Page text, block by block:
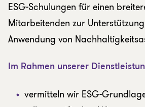
ESG-Schulungen für einen
Mitarbeitenden zur
Anwendung von
Im Rahmen unserer
vermitteln wir ESG-